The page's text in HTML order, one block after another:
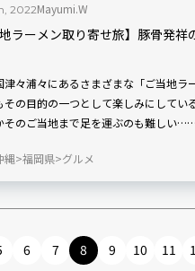
2022Mayumi.W
地ラーメン取り寄せ旅】豚骨発
津々浦々にあるさまざまな「ご当地ラ
その目的の一つとして楽しみにしてい
そのご当地まで足を運ぶのも難しい
ート！ 毎回人気サイト「宅麺.coｍ」
した一杯の特徴をお届けしますよ。
縄 福岡県 グルメ
6 7 8 9 10 11